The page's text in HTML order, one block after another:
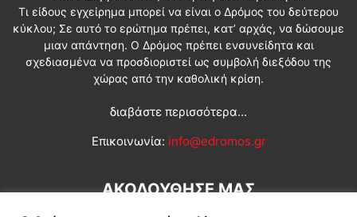
Τι είδους εγχείρημα μπορεί να είναι ο Δρόμος του δεύτερου
κύκλου; Σε αυτό το ερώτημα πρέπει, κατ’ αρχάς, να δώσουμε
μιαν απάντηση. Ο Δρόμος πρέπει ενσυνείδητα και
σχεδιασμένα να προσδιοριστεί ως συμβολή διεξόδου της
χώρας από την καθολική κρίση.
διαβάστε περισσότερα...
Επικοινωνία: info@edromos.gr
ΑΚΟΛΟΥΘΗΣΕ ΜΑΣ